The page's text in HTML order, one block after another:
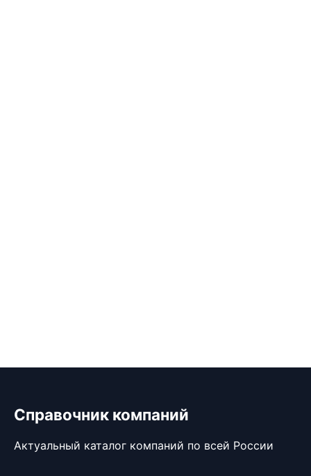
Справочник компаний
Актуальный каталог компаний по всей России